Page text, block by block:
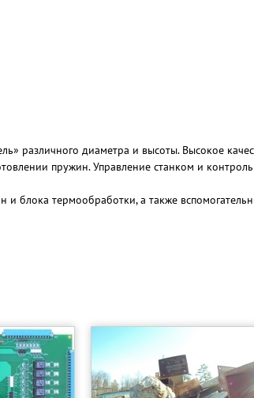
различного диаметра и высоты. Высокое
пружин. Управление станком и
и блока термообработки, а также